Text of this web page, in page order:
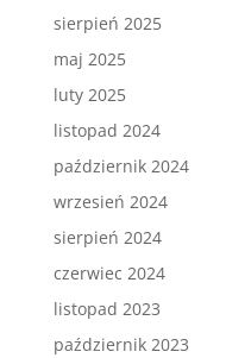
sierpień 2025
maj 2025
luty 2025
listopad 2024
październik 2024
wrzesień 2024
sierpień 2024
czerwiec 2024
listopad 2023
październik 2023